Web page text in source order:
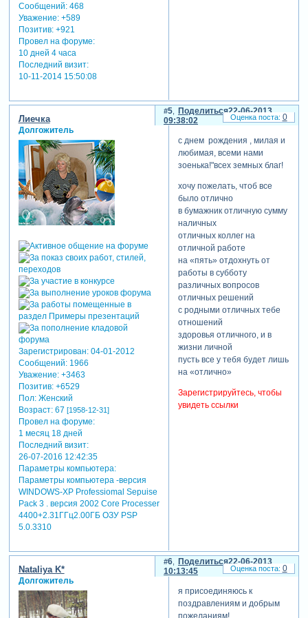
Сообщений:468
Уважение: +589
Позитив: +921
Провел на форуме:
10 дней 4 часа
Последний визит:
10-11-2014 15:50:08
Поделиться
5
22-06-2013
09:38:02
Лиечка
Долгожитель
Зарегистрирован: 04-01-2012
Сообщений:1966
Уважение: +3463
Позитив: +6529
Пол:Женский
Возраст:67 [1958-12-31]
Провел на форуме:
1 месяц 18 дней
Последний визит:
26-07-2016 12:42:35
Параметры компьютера:
Параметры компьютера -версия
WINDOWS-XP Professiomal Sepuise
Pack 3 . версия 2002 Core Processer
4400+2.31ГГц2.00ГБ ОЗУ PSP
5.0.3310
с днем рождения , милая и
любимая, всеми нами
зоенька!"всех земных благ!
хочу пожелать, чтоб все
было отлично
в бумажник отличную сумму
наличных
отличных коллег на
отличной работе
на «пять» отдохнуть от
работы в субботу
различных вопросов
отличных решений
с родными отличных тебе
отношений
здоровья отличного, и в
жизни личной
пусть все у тебя будет лишь
на «отлично»
Зарегистрируйтесь, чтобы
увидеть ссылки
0
Поделиться
6
22-06-2013
10:13:45
Nataliya K*
Долгожитель
я присоединяюсь к
поздравлениям и добрым
пожеланиям!
0